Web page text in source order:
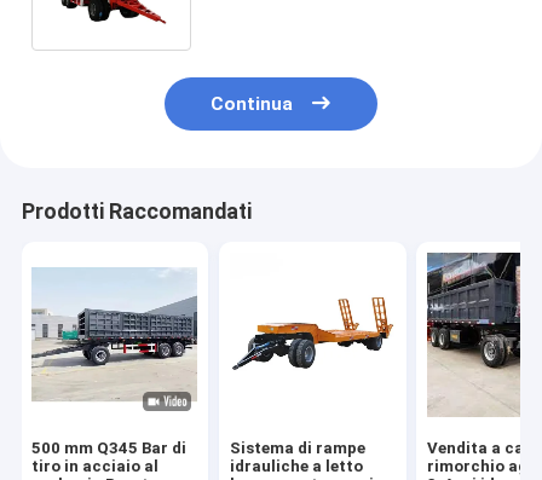
Continua
Prodotti Raccomandati
500 mm Q345 Bar di
tiro in acciaio al
Sistema di rampe
idrauliche a letto
Vendita a
rimorchio